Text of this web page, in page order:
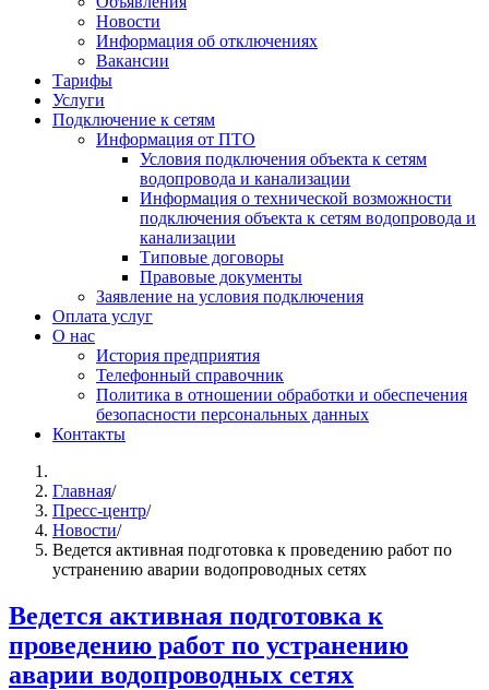
Новости
Информация об отключениях
Вакансии
Тарифы
Услуги
Подключение к сетям
Информация от ПТО
Условия подключения объекта к сетям
водопровода и канализации
Информация о технической возможности
подключения объекта к сетям водопровода и
канализации
Типовые договоры
Правовые документы
Заявление на условия подключения
Оплата услуг
О нас
История предприятия
Телефонный справочник
Политика в отношении обработки и обеспечения
безопасности персональных данных
Контакты
Главная/
Пресс-центр/
Новости/
Ведется активная подготовка к проведению работ по
устранению аварии водопроводных сетях
Ведется активная подготовка к
проведению работ по устранению
аварии водопроводных сетях